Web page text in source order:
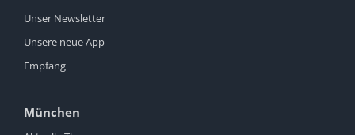
Unser Newsletter
Unsere neue App
Empfang
München